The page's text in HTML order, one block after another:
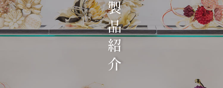
製品紹介